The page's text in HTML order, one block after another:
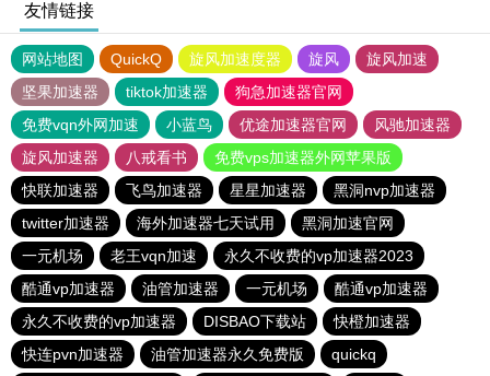
友情链接
网站地图 QuickQ 旋风加速度器 旋风
旋风加速
坚果加速器
tiktok加速器
狗急加速器官网
免费vqn外网加速
小蓝鸟 优途加速器官网
风驰加速器
旋风加速器
八戒看书
免费vps加速器外网苹果版
快联加速器
飞鸟加速器 星星加速器
黑洞nvp加速器
twitter加速器
海外加速器七天试用
黑洞加速官网
一元机场
老王vqn加速
永久不收费的vp加速器2023
酷通vp加速器
油管加速器 一元机场
酷通vp加速器
永久不收费的vp加速器
DISBAO下载站
快橙加速器
快连pvn加速器
油管加速器永久免费版 quickq